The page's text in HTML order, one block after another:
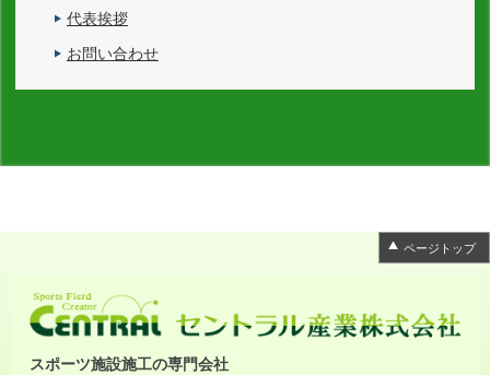
代表挨拶
お問い合わせ
ページトップ
スポーツ施設施工の専門会社